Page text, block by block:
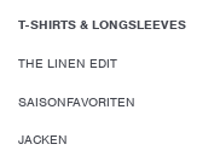
T-SHIRTS & LONGSLEEVES
THE LINEN EDIT
SAISONFAVORITEN
JACKEN